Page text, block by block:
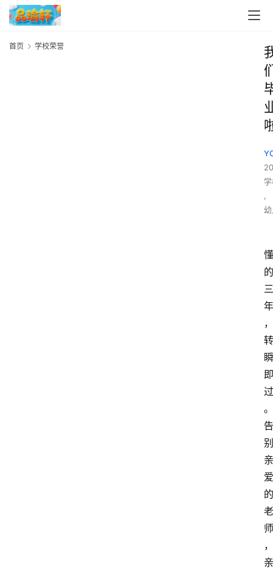
首页 学校荣誉
,
懂
的
三
年
，
转
瞬
即
过
。
告
别
亲
爱
的
老
师
，
亲